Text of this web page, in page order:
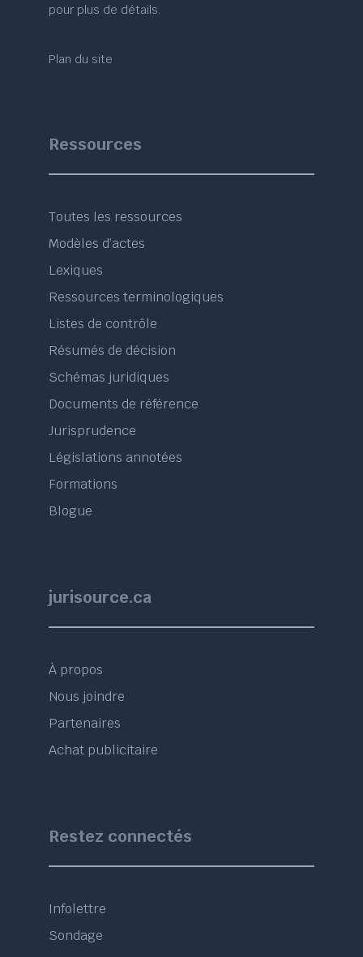
pour plus de détails.
Plan du site
Ressources
Toutes les ressources
Modèles d’actes
Lexiques
Ressources terminologiques
Listes de contrôle
Résumés de décision
Schémas juridiques
Documents de référence
Jurisprudence
Législations annotées
Formations
Blogue
jurisource.ca
À propos
Nous joindre
Partenaires
Achat publicitaire
Restez connectés
Infolettre
Sondage